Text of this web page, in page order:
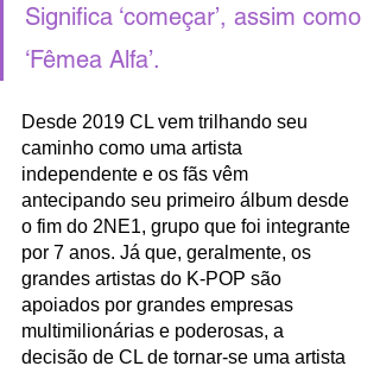
Significa ‘começar’, assim como
‘Fêmea Alfa’.
Desde 2019 CL vem trilhando seu
caminho como uma artista
independente e os fãs vêm
antecipando seu primeiro álbum desde
o fim do 2NE1, grupo que foi integrante
por 7 anos. Já que, geralmente, os
grandes artistas do K-POP são
apoiados por grandes empresas
multimilionárias e poderosas, a
decisão de CL de tornar-se uma artista